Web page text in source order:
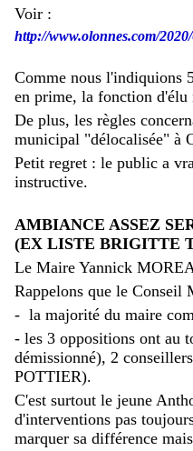
Voir :
http://www.olonnes.com/
Comme nous l'indiquions
en prime, la fonction d'élu
De plus, les règles
municipal "délocalisée" à
Petit regret : le public a
instructive.
AMBIANCE ASSEZ
(EX LISTE BRIGITTE
Le Maire Yannick
Rappelons que le Conseil
- la majorité du maire
- les 3 oppositions ont au
démissionné), 2
POTTIER).
C'est surtout le jeune
d'interventions pas
marquer sa différence